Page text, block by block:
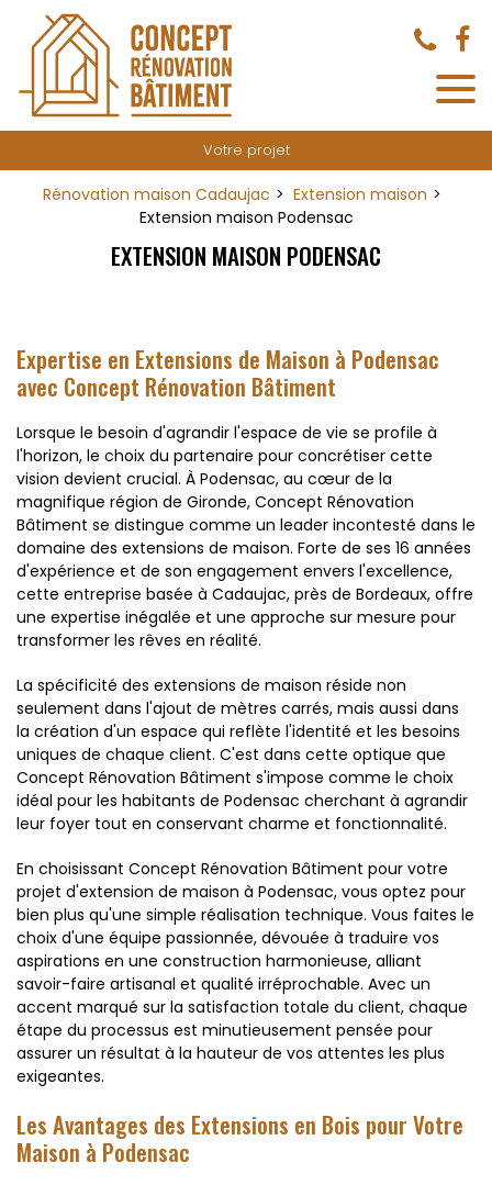
Votre projet
Rénovation maison Cadaujac
Extension maison
Extension maison Podensac
EXTENSION MAISON PODENSAC
Expertise en Extensions de Maison à Podensac
avec Concept Rénovation Bâtiment
Lorsque le besoin d'agrandir l'espace de vie se profile à
l'horizon, le choix du partenaire pour concrétiser cette
vision devient crucial. À Podensac, au cœur de la
magnifique région de Gironde, Concept Rénovation
Bâtiment se distingue comme un leader incontesté dans le
domaine des extensions de maison. Forte de ses 16 années
d'expérience et de son engagement envers l'excellence,
cette entreprise basée à Cadaujac, près de Bordeaux, offre
une expertise inégalée et une approche sur mesure pour
transformer les rêves en réalité.
La spécificité des extensions de maison réside non
seulement dans l'ajout de mètres carrés, mais aussi dans
la création d'un espace qui reflète l'identité et les besoins
uniques de chaque client. C'est dans cette optique que
Concept Rénovation Bâtiment s'impose comme le choix
idéal pour les habitants de Podensac cherchant à agrandir
leur foyer tout en conservant charme et fonctionnalité.
En choisissant Concept Rénovation Bâtiment pour votre
projet d'extension de maison à Podensac, vous optez pour
bien plus qu'une simple réalisation technique. Vous faites le
choix d'une équipe passionnée, dévouée à traduire vos
aspirations en une construction harmonieuse, alliant
savoir-faire artisanal et qualité irréprochable. Avec un
accent marqué sur la satisfaction totale du client, chaque
étape du processus est minutieusement pensée pour
assurer un résultat à la hauteur de vos attentes les plus
exigeantes.
Les Avantages des Extensions en Bois pour Votre
Maison à Podensac
Panneau de gestion des cookies